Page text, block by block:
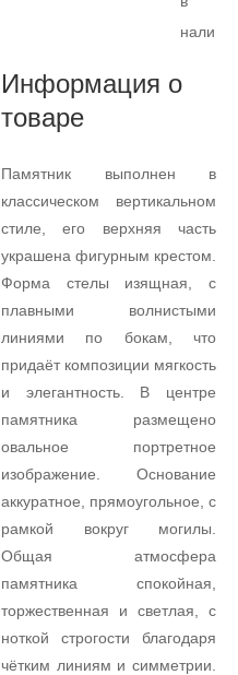
Информация о
товаре
Памятник выполнен в
классическом вертикальном
стиле, его верхняя часть
украшена фигурным крестом.
Форма стелы изящная, с
плавными волнистыми
линиями по бокам, что
придаёт композиции мягкость
и элегантность. В центре
памятника размещено
овальное портретное
изображение. Основание
аккуратное, прямоугольное, с
рамкой вокруг могилы.
Общая атмосфера
памятника спокойная,
торжественная и светлая, с
ноткой строгости благодаря
чётким линиям и симметрии.